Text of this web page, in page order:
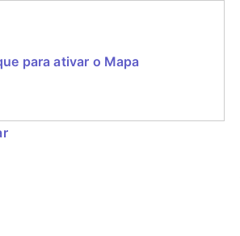
para ativar o Mapa